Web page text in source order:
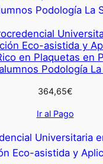
Eco-asistida y
en Plaquetas en
Podología La
364,65€
Ir al Pago